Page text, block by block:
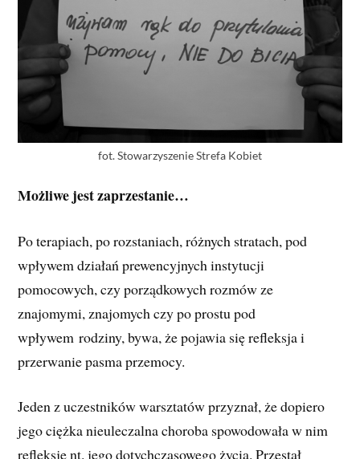
fot. Stowarzyszenie Strefa Kobiet
Możliwe jest zaprzestanie…
Po terapiach, po rozstaniach, różnych stratach, pod
wpływem działań prewencyjnych instytucji
pomocowych, czy porządkowych rozmów ze
znajomymi, znajomych czy po prostu pod
wpływem rodziny, bywa, że pojawia się refleksja i
przerwanie pasma przemocy.
Jeden z uczestników warsztatów przyznał, że dopiero
jego ciężka nieuleczalna choroba spowodowała w nim
refleksje nt. jego dotychczasowego życia. Przestał